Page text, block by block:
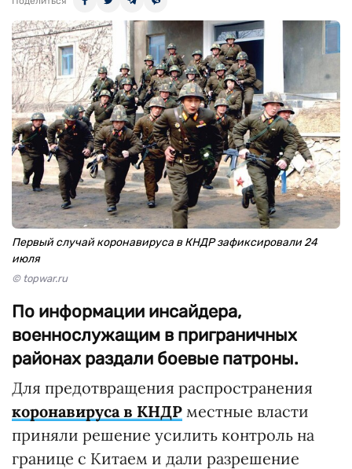
Первый случай коронавируса в КНДР зафиксировали 24
июля
© topwar.ru
По информации инсайдера,
военнослужащим в приграничных
районах раздали боевые патроны.
Для предотвращения распространения
коронавируса в КНДР местные власти
приняли решение усилить контроль на
границе с Китаем и дали разрешение